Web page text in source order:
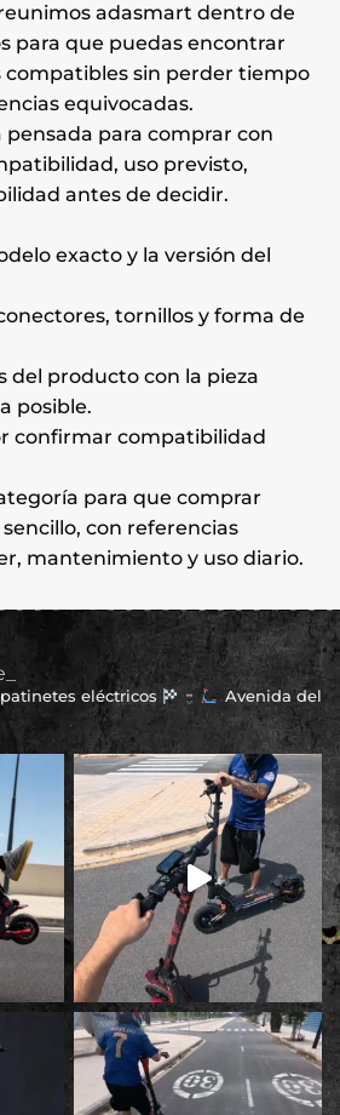
adasmart dentro de
para que puedas encontrar
compatibles sin perder tiempo
equivocadas.
pensada para comprar con
uso previsto,
antes de decidir.
exacto y la versión del
tornillos y forma de
del producto con la pieza
posible.
confirmar compatibilidad
para que comprar
con referencias
mantenimiento y uso diario.
eléctricos
Avenida del